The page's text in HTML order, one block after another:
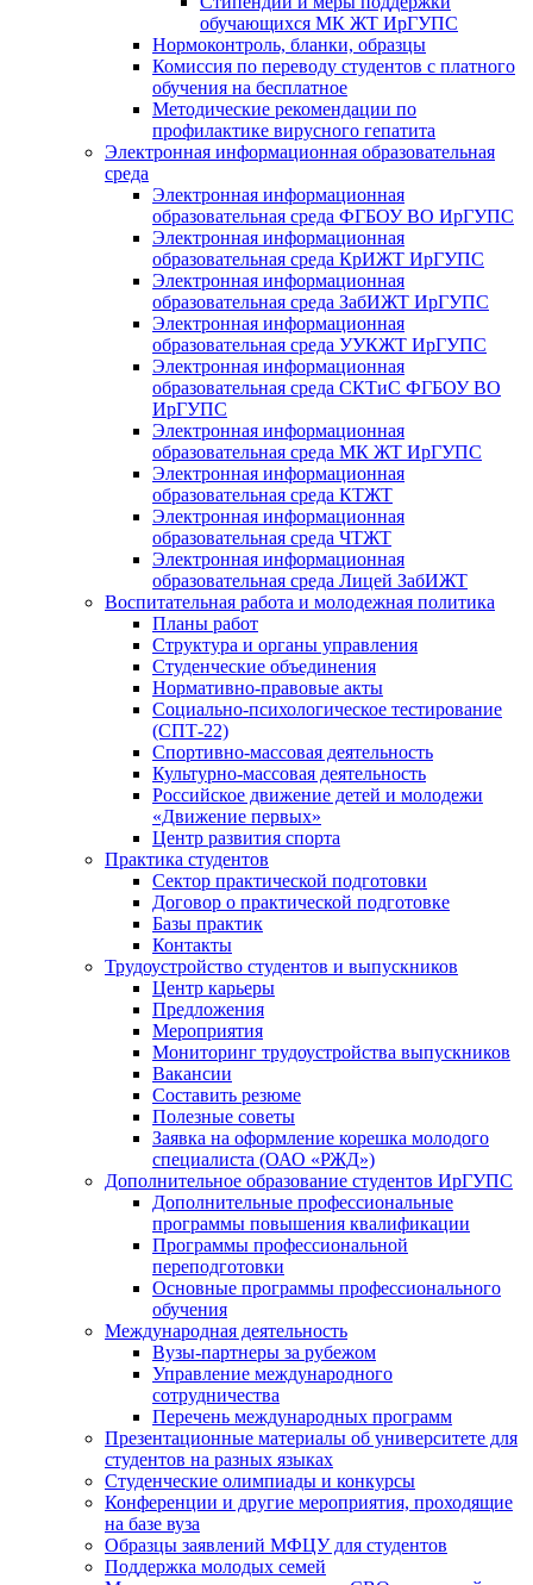
обучающихся МК ЖТ ИрГУПС
Нормоконтроль, бланки, образцы
Комиссия по переводу студентов с платного
обучения на бесплатное
Методические рекомендации по
профилактике вирусного гепатита
Электронная информационная образовательная
среда
Электронная информационная
образовательная среда ФГБОУ ВО ИрГУПС
Электронная информационная
образовательная среда КрИЖТ ИрГУПС
Электронная информационная
образовательная среда ЗабИЖТ ИрГУПС
Электронная информационная
образовательная среда УУКЖТ ИрГУПС
Электронная информационная
образовательная среда СКТиС ФГБОУ ВО
ИрГУПС
Электронная информационная
образовательная среда МК ЖТ ИрГУПС
Электронная информационная
образовательная среда КТЖТ
Электронная информационная
образовательная среда ЧТЖТ
Электронная информационная
образовательная среда Лицей ЗабИЖТ
Воспитательная работа и молодежная политика
Планы работ
Структура и органы управления
Студенческие объединения
Нормативно-правовые акты
Социально-психологическое тестирование
(СПТ-22)
Спортивно-массовая деятельность
Культурно-массовая деятельность
Российское движение детей и молодежи
«Движение первых»
Центр развития спорта
Практика студентов
Сектор практической подготовки
Договор о практической подготовке
Базы практик
Контакты
Трудоустройство студентов и выпускников
Центр карьеры
Предложения
Мероприятия
Мониторинг трудоустройства выпускников
Вакансии
Составить резюме
Полезные советы
Заявка на оформление корешка молодого
специалиста (ОАО «РЖД»)
Дополнительное образование студентов ИрГУПС
Дополнительные профессиональные
программы повышения квалификации
Программы профессиональной
переподготовки
Основные программы профессионального
обучения
Международная деятельность
Вузы-партнеры за рубежом
Управление международного
сотрудничества
Перечень международных программ
Презентационные материалы об университете для
студентов на разных языках
Студенческие олимпиады и конкурсы
Конференции и другие мероприятия, проходящие
на базе вуза
Образцы заявлений МФЦУ для студентов
Поддержка молодых семей